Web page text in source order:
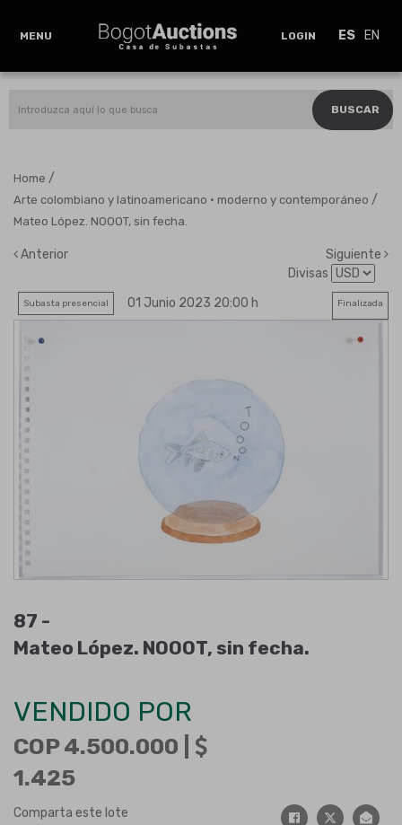
MENU LOGIN ES EN
BUSCAR
Home /
Arte colombiano y latinoamericano · moderno y contemporáneo /
Mateo López. NOOOT, sin fecha.
Anterior
Siguiente
Divisas
Subasta presencial 01 Junio 2023 20:00 h Finalizada
87 -
Mateo López. NOOOT, sin fecha.
VENDIDO POR
COP 4.500.000 |
1.425
Comparta este lote